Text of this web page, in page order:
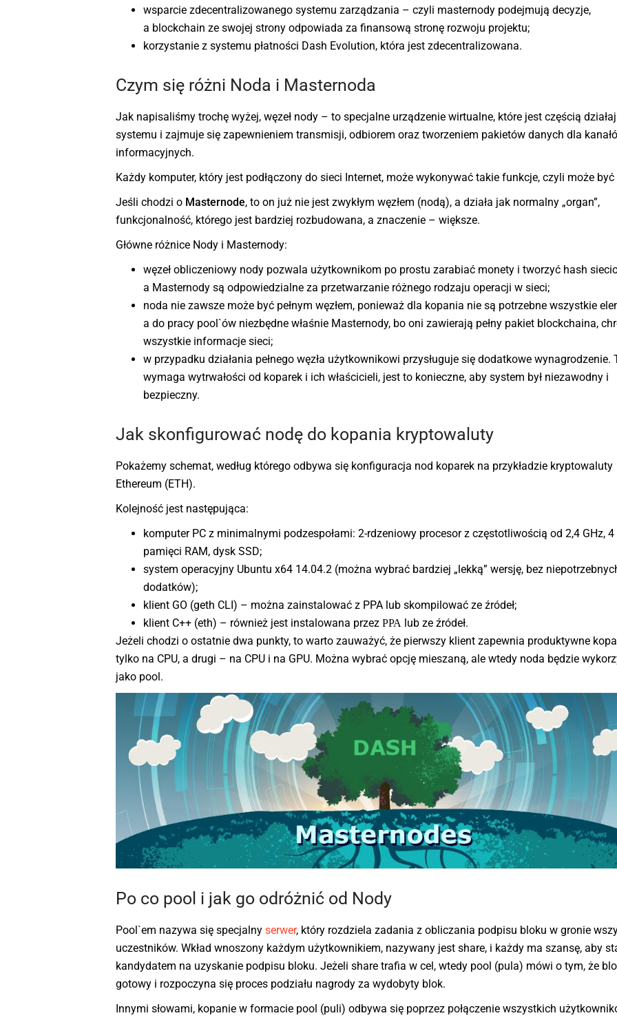
wsparcie zdecentralizowanego systemu zarządzania – czyli masternody podejmują decyzje,
a blockchain ze swojej strony odpowiada za finansową stronę rozwoju projektu;
korzystanie z systemu płatności Dash Evolution, która jest zdecentralizowana.
Czym się różni Noda i Masternoda
Jak napisaliśmy trochę wyżej, węzeł nody – to specjalne urządzenie wirtualne, które jest częścią
systemu i zajmuje się zapewnieniem transmisji, odbiorem oraz tworzeniem pakietów danych dla
informacyjnych.
Każdy komputer, który jest podłączony do sieci Internet, może wykonywać takie funkcje, czyli może być
Jeśli chodzi o Masternode, to on już nie jest zwykłym węzłem (nodą), a działa jak normalny „organ”,
funkcjonalność, którego jest bardziej rozbudowana, a znaczenie – większe.
Główne różnice Nody i Masternody:
węzeł obliczeniowy nody pozwala użytkownikom po prostu zarabiać monety i tworzyć hash
a Masternody są odpowiedzialne za przetwarzanie różnego rodzaju operacji w sieci;
noda nie zawsze może być pełnym węzłem, ponieważ dla kopania nie są potrzebne wszystkie
a do pracy pool`ów niezbędne właśnie Masternody, bo oni zawierają pełny pakiet blockchaina,
wszystkie informacje sieci;
w przypadku działania pełnego węzła użytkownikowi przysługuje się dodatkowe wynagrodzenie.
wymaga wytrwałości od koparek i ich właścicieli, jest to konieczne, aby system był niezawodny i
bezpieczny.
Jak skonfigurować nodę do kopania kryptowaluty
Pokażemy schemat, według którego odbywa się konfiguracja nod koparek na przykładzie kryptowaluty
Ethereum (ETH).
Kolejność jest następująca:
komputer PC z minimalnymi podzespołami: 2-rdzeniowy procesor z częstotliwością od 2,4 GHz, 4
pamięci RAM, dysk SSD;
system operacyjny Ubuntu x64 14.04.2 (można wybrać bardziej „lekką” wersję, bez
dodatków);
klient GO (geth CLI) – można zainstalować z PPA lub skompilować ze źródeł;
klient C++ (eth) – również jest instalowana przez РРА lub ze źródeł.
Jeżeli chodzi o ostatnie dwa punkty, to warto zauważyć, że pierwszy klient zapewnia produktywne
tylko na CPU, a drugi – na CPU i na GPU. Można wybrać opcję mieszaną, ale wtedy noda będzie
jako pool.
Po co pool i jak go odróżnić od Nody
Pool`em nazywa się specjalny serwer, który rozdziela zadania z obliczania podpisu bloku w gronie
uczestników. Wkład wnoszony każdym użytkownikiem, nazywany jest share, i każdy ma szansę, aby
kandydatem na uzyskanie podpisu bloku. Jeżeli share trafia w cel, wtedy pool (pula) mówi o tym, że
gotowy i rozpoczyna się proces podziału nagrody za wydobyty blok.
Innymi słowami, kopanie w formacie pool (puli) odbywa się poprzez połączenie wszystkich